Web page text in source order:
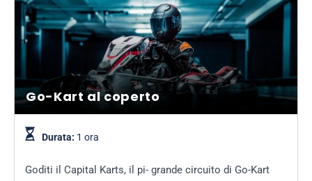
Go-Kart al coperto
Durata: 1 ora
Goditi il Capital Karts, il pi- grande circuito di Go-Kart